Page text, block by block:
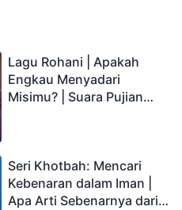
Lagu Rohani | Apakah
Engkau Menyadari
Misimu? | Suara Pujian
Seri Khotbah: Mencari
Kebenaran dalam Iman |
Apa Arti Sebenarnya dari